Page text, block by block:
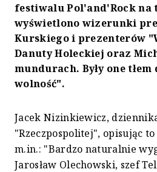
festiwalu Pol'and'Rock na
wyświetlono wizerunki
Kurskiego i prezenterów
Danuty Holeckiej oraz
mundurach. Były one
wolność".
Jacek Nizinkiewicz,
"Rzeczpospolitej", opisując
m.in.: "Bardzo naturalnie
Jarosław Olechowski, szef